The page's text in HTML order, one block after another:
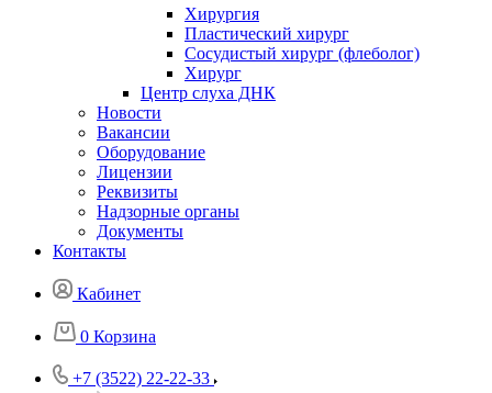
Хирургия
Пластический хирург
Сосудистый хирург (флеболог)
Хирург
Центр слуха ДНК
Новости
Вакансии
Оборудование
Лицензии
Реквизиты
Надзорные органы
Документы
Контакты
Кабинет
0 Корзина
+7 (3522) 22-22-33